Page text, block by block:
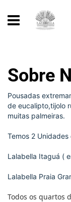
Sobre
Pousadas
de eucalipto,tijolo
muitas palmeiras.
Temos 2
Lalabella Itaguá (
Lalabella Praia
Todos os quartos